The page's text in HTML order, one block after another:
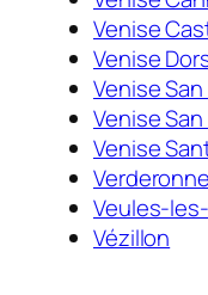
Venise
Venise
Venise
Venise
Venise
Verderonne
Veules-
Vézillon